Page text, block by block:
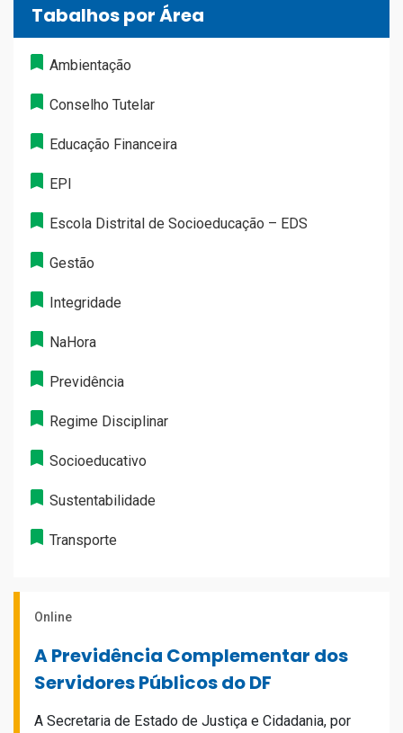
Tabalhos por Área
Ambientação
Conselho Tutelar
Educação Financeira
EPI
Escola Distrital de Socioeducação – EDS
Gestão
Integridade
NaHora
Previdência
Regime Disciplinar
Socioeducativo
Sustentabilidade
Transporte
Online
A Previdência Complementar dos
Servidores Públicos do DF
A Secretaria de Estado de Justiça e Cidadania, por